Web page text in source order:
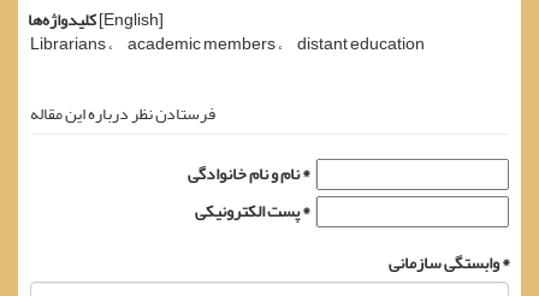
کلیدواژه‌ها[English]
Librarians academic members distant education
فرستادن نظر درباره این مقاله
نام و نام خانوادگی *
پست الکترونیکی *
وابستگی سازمانی *